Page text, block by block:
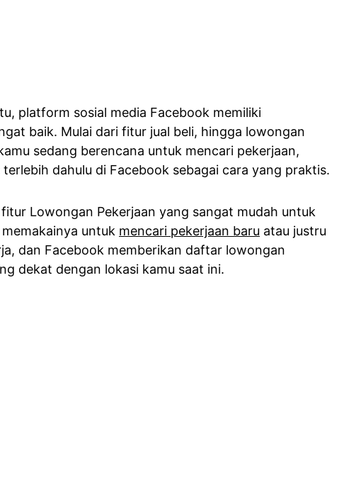
platform sosial media Facebook memiliki
baik. Mulai dari fitur jual beli, hingga lowongan
sedang berencana untuk mencari pekerjaan,
dahulu di Facebook sebagai cara yang praktis.
Lowongan Pekerjaan yang sangat mudah untuk
untuk mencari pekerjaan baru atau justru
dan Facebook memberikan daftar lowongan
dekat dengan lokasi kamu saat ini.